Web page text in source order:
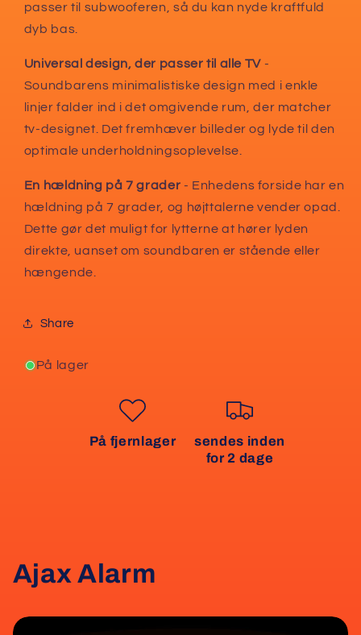
passer til subwooferen, så du kan nyde kraftfuld
dyb bas.
Universal design, der passer til alle TV-
Soundbarens minimalistiske design med i enkle
linjer falder ind i det omgivende rum, der matcher
tv-designet. Det fremhæver billeder og lyde til den
optimale underholdningsoplevelse.
En hældning på 7 grader - Enhedens forside har en
hældning på 7 grader, og højttalerne vender opad.
Dette gør det muligt for lytterne at hører lyden
direkte, uanset om soundbaren er stående eller
hængende.
Share
På lager
På fjernlager
sendes inden
for 2 dage
Ajax Alarm